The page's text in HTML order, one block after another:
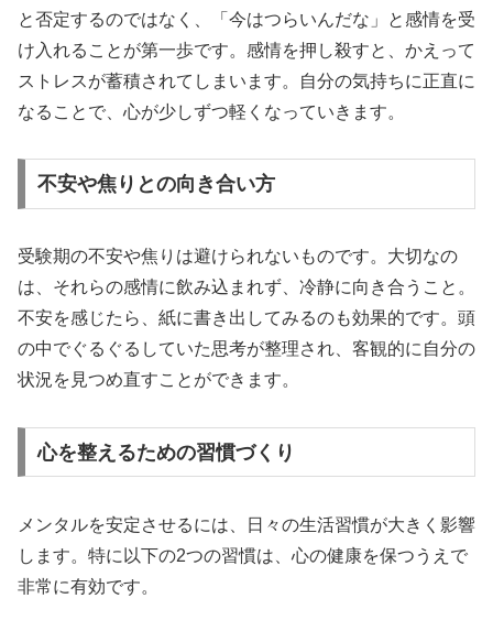
と否定するのではなく、「今はつらいんだな」と感情を受
け入れることが第一歩です。感情を押し殺すと、かえって
ストレスが蓄積されてしまいます。自分の気持ちに正直に
なることで、心が少しずつ軽くなっていきます。
不安や焦りとの向き合い方
受験期の不安や焦りは避けられないものです。大切なの
は、それらの感情に飲み込まれず、冷静に向き合うこと。
不安を感じたら、紙に書き出してみるのも効果的です。頭
の中でぐるぐるしていた思考が整理され、客観的に自分の
状況を見つめ直すことができます。
心を整えるための習慣づくり
メンタルを安定させるには、日々の生活習慣が大きく影響
します。特に以下の2つの習慣は、心の健康を保つうえで
非常に有効です。